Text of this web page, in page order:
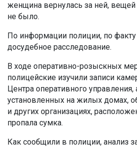
женщина вернулась за ней,
не было.
По информации полиции, по
досудебное расследование.
В ходе оперативно-розыскных
полицейские изучили записи
Центра оперативного
установленных на жилых домах,
и других организациях,
пропала сумка.
Как сообщили в полиции, анализ